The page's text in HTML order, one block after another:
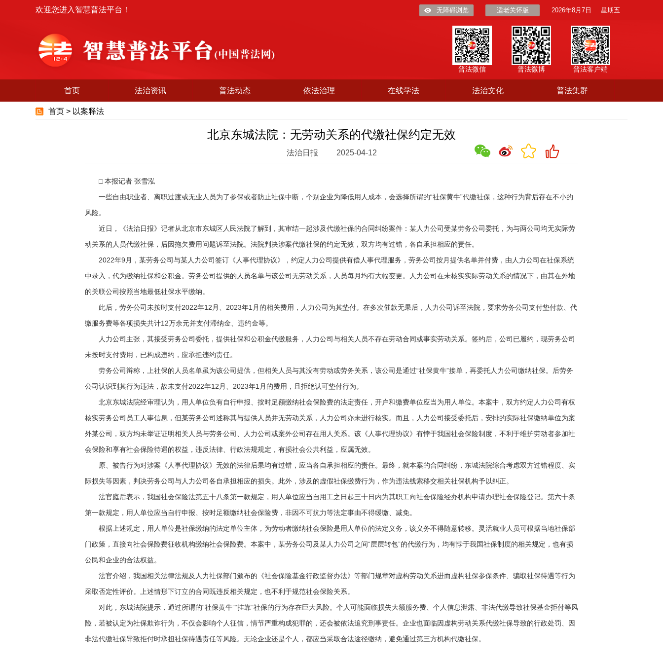
欢迎您进入智慧普法平台！ 无障碍浏览 适老关怀版 2026年8月7日 星期五
普法客户端
普法微博
普法微信
首页 法治资讯 普法动态 依法治理 在线学法 法治文化 普法集群
首页 > 以案释法
北京东城法院：无劳动关系的代缴社保约定无效
法治日报 2025-04-12
□ 本报记者 张雪泓
一些自由职业者、离职过渡或无业人员为了参保或者防止社保中断，个别企业为降低用人成本，会选择所谓的“社保黄牛”代缴社保，这种行为背后存在不小的
风险。
近日，《法治日报》记者从北京市东城区人民法院了解到，其审结一起涉及代缴社保的合同纠纷案件：某人力公司受某劳务公司委托，为与两公司均无实际劳
动关系的人员代缴社保，后因拖欠费用问题诉至法院。法院判决涉案代缴社保的约定无效，双方均有过错，各自承担相应的责任。
2022年9月，某劳务公司与某人力公司签订《人事代理协议》，约定人力公司提供有偿人事代理服务，劳务公司按月提供名单并付费，由人力公司在社保系统
中录入，代为缴纳社保和公积金。劳务公司提供的人员名单与该公司无劳动关系，人员每月均有大幅变更。人力公司在未核实实际劳动关系的情况下，由其在外地
的关联公司按照当地最低社保水平缴纳。
此后，劳务公司未按时支付2022年12月、2023年1月的相关费用，人力公司为其垫付。在多次催款无果后，人力公司诉至法院，要求劳务公司支付垫付款、代
缴服务费等各项损失共计12万余元并支付滞纳金、违约金等。
人力公司主张，其接受劳务公司委托，提供社保和公积金代缴服务，人力公司与相关人员不存在劳动合同或事实劳动关系。签约后，公司已履约，现劳务公司
未按时支付费用，已构成违约，应承担违约责任。
劳务公司辩称，上社保的人员名单虽为该公司提供，但相关人员与其没有劳动或劳务关系，该公司是通过“社保黄牛”接单，再委托人力公司缴纳社保。后劳务
公司认识到其行为违法，故未支付2022年12月、2023年1月的费用，且拒绝认可垫付行为。
北京东城法院经审理认为，用人单位负有自行申报、按时足额缴纳社会保险费的法定责任，开户和缴费单位应当为用人单位。本案中，双方约定人力公司有权
核实劳务公司员工人事信息，但某劳务公司述称其与提供人员并无劳动关系，人力公司亦未进行核实。而且，人力公司接受委托后，安排的实际社保缴纳单位为案
外某公司，双方均未举证证明相关人员与劳务公司、人力公司或案外公司存在用人关系。该《人事代理协议》有悖于我国社会保险制度，不利于维护劳动者参加社
会保险和享有社会保险待遇的权益，违反法律、行政法规规定，有损社会公共利益，应属无效。
原、被告行为对涉案《人事代理协议》无效的法律后果均有过错，应当各自承担相应的责任。最终，就本案的合同纠纷，东城法院综合考虑双方过错程度、实
际损失等因素，判决劳务公司与人力公司各自承担相应的损失。此外，涉及的虚假社保缴费行为，作为违法线索移交相关社保机构予以纠正。
法官庭后表示，我国社会保险法第五十八条第一款规定，用人单位应当自用工之日起三十日内为其职工向社会保险经办机构申请办理社会保险登记。第六十条
第一款规定，用人单位应当自行申报、按时足额缴纳社会保险费，非因不可抗力等法定事由不得缓缴、减免。
根据上述规定，用人单位是社保缴纳的法定单位主体，为劳动者缴纳社会保险是用人单位的法定义务，该义务不得随意转移。灵活就业人员可根据当地社保部
门政策，直接向社会保险费征收机构缴纳社会保险费。本案中，某劳务公司及某人力公司之间“层层转包”的代缴行为，均有悖于我国社保制度的相关规定，也有损
公民和企业的合法权益。
法官介绍，我国相关法律法规及人力社保部门颁布的《社会保险基金行政监督办法》等部门规章对虚构劳动关系进而虚构社保参保条件、骗取社保待遇等行为
采取否定性评价。上述情形下订立的合同既违反相关规定，也不利于规范社会保险关系。
对此，东城法院提示，通过所谓的“社保黄牛”“挂靠”社保的行为存在巨大风险。个人可能面临损失大额服务费、个人信息泄露、非法代缴导致社保基金拒付等风
险，若被认定为社保欺诈行为，不仅会影响个人征信，情节严重构成犯罪的，还会被依法追究刑事责任。企业也面临因虚构劳动关系代缴社保导致的行政处罚、因
非法代缴社保导致拒付时承担社保待遇责任等风险。无论企业还是个人，都应当采取合法途径缴纳，避免通过第三方机构代缴社保。